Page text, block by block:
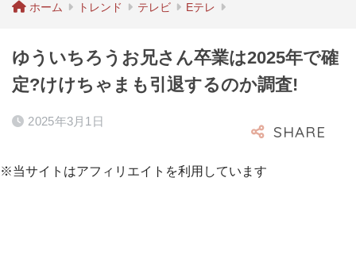
ホーム トレンド テレビ Eテレ
ゆういちろうお兄さん卒業は2025年で確
定?けけちゃまも引退するのか調査!
2025年3月1日
※当サイトはアフィリエイトを利用しています